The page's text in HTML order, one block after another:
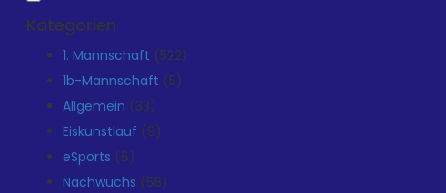
Kategorien
1. Mannschaft (522)
1b-Mannschaft (5)
Allgemein (33)
Eiskunstlauf (9)
eSports (6)
Nachwuchs (58)